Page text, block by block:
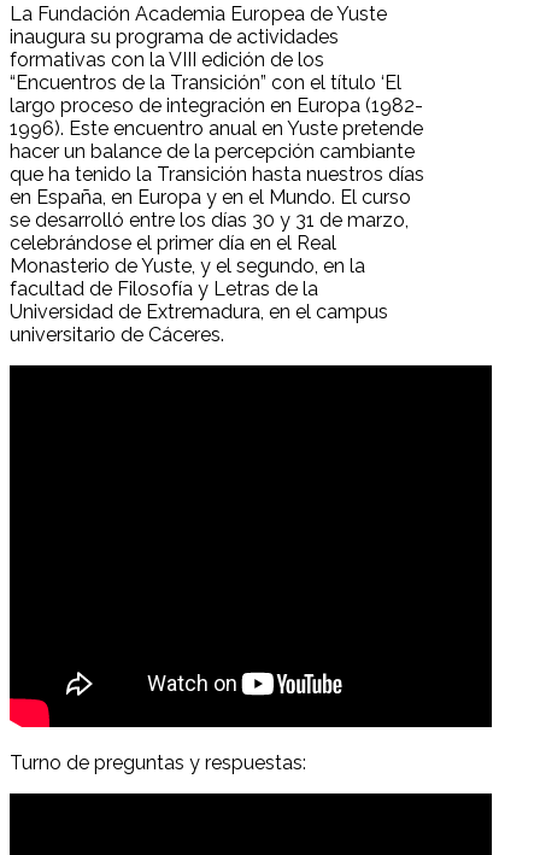
La Fundación Academia Europea de Yuste
inaugura su programa de actividades
formativas con la VIII edición de los
“Encuentros de la Transición” con el título ‘El
largo proceso de integración en Europa (1982-
1996). Este encuentro anual en Yuste pretende
hacer un balance de la percepción cambiante
que ha tenido la Transición hasta nuestros días
en España, en Europa y en el Mundo. El curso
se desarrolló entre los días 30 y 31 de marzo,
celebrándose el primer día en el Real
Monasterio de Yuste, y el segundo, en la
facultad de Filosofía y Letras de la
Universidad de Extremadura, en el campus
universitario de Cáceres.
Turno de preguntas y respuestas: